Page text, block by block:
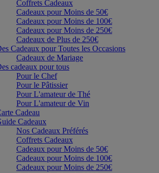
Coffrets Cadeaux
Cadeaux pour Moins de 50€
Cadeaux pour Moins de 100€
Cadeaux pour Moins de 250€
Cadeaux de Plus de 250€
Cadeaux pour Toutes les Occasions
Cadeaux de Mariage
cadeaux pour tous
Pour le Chef
Pour le Pâtissier
Pour L'amateur de Thé
Pour L'amateur de Vin
Cadeau
Cadeaux
Nos Cadeaux Préférés
Coffrets Cadeaux
Cadeaux pour Moins de 50€
Cadeaux pour Moins de 100€
Cadeaux pour Moins de 250€